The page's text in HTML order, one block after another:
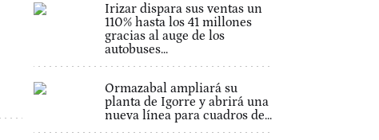
Irizar dispara sus ventas un
110% hasta los 41 millones
gracias al auge de los
autobuses...
Ormazabal ampliará su
planta de Igorre y abrirá una
nueva línea para cuadros de...